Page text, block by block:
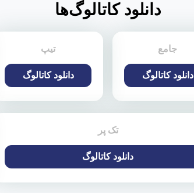
دانلود کاتالوگ‌ها
جامع
دانلود کاتالوگ
تیپ
دانلود کاتالوگ
تک پر
دانلود کاتالوگ